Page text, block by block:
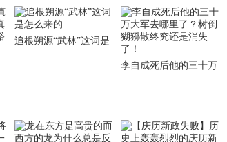
追根朔源“武林”这词是
李自成死后他的三十万